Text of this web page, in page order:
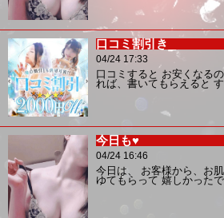
口コミ割引き
04/24 17:33
口コミすると お安くなる
れば、書いてもらえると
今日も♥
04/24 16:46
今日は、 お客様から、お
ゆてもらって 嬉しかった